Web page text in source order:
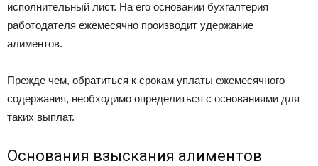
исполнительный лист. На его основании бухгалтерия
работодателя ежемесячно производит удержание
алиментов.
Прежде чем, обратиться к срокам уплаты ежемесячного
содержания, необходимо определиться с основаниями для
таких выплат.
Основания взыскания алиментов